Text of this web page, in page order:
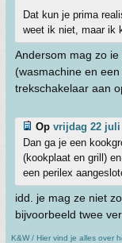
Dat kun je prima
weet ik niet, maar ik
Andersom mag zo
(wasmachine en
trekschakelaar aan
Op vrijdag 22 juli
Dan ga je een
(kookplaat en grill)
een perilex
idd. je mag ze niet
bijvoorbeeld twee
K&W / Hier vind je alles over